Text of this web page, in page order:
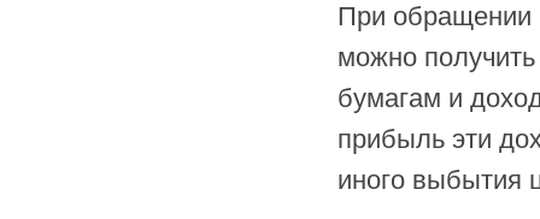
При обращении
можно
бумагам и
прибыль эти
иного выбытия